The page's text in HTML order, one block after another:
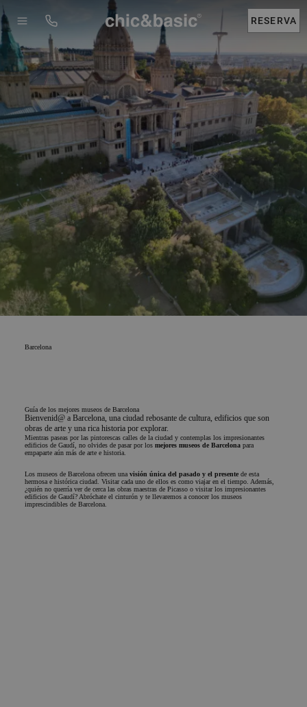
RESERVA
Barcelona
Guía de los mejores museos de Barcelona
Bienvenid@ a Barcelona, una ciudad rebosante de cultura, edificios que son
obras de arte y una rica historia por explorar.
Mientras paseas por las pintorescas calles de la ciudad y contemplas los impresionantes
edificios de Gaudí, no olvides de pasar por los mejores museos de Barcelona para
empaparte aún más de arte e historia.
Los museos de Barcelona ofrecen una visión única del pasado y el presente de esta
hermosa e histórica ciudad. Visitar cada uno de ellos es como viajar en el tiempo. Además,
¿quién no querría ver de cerca las obras maestras de Picasso o visitar los impresionantes
edificios de Gaudí? Abróchate el cinturón y te llevaremos a conocer los museos
imprescindibles de Barcelona.